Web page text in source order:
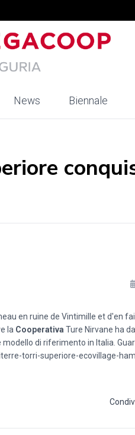
News Biennale
en ruine de Vintimille et d'en
la Cooperativa Ture Nirvane ha
di riferimento in Italia.
torri-superiore-ecovillage-